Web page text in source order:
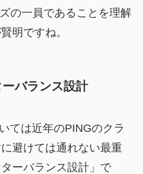
の一員であることを理解
明ですね。
バランス設計
ては近年のPINGのクラ
避けては通れない最重
ーバランス設計」で